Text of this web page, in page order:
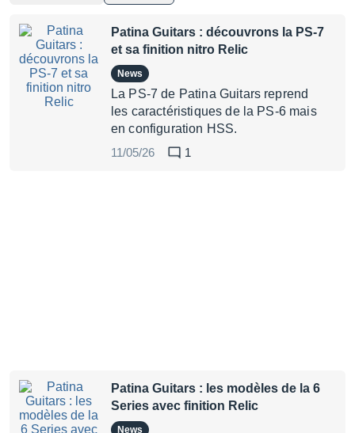
Patina Guitars : découvrons la PS-7
et sa finition nitro Relic
News
La PS-7 de Patina Guitars reprend
les caractéristiques de la PS-6 mais
en configuration HSS.
11/05/26
1
Patina Guitars : les modèles de la 6
Series avec finition Relic
News